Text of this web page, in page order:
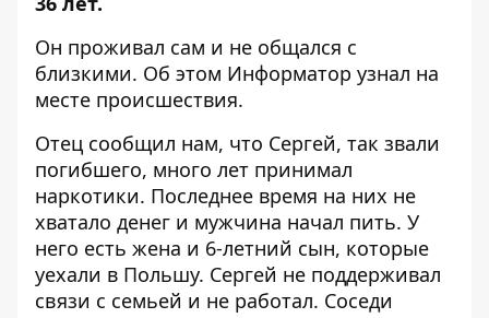
Он проживал сам и не общался с
близкими. Об этом Информатор узнал на
месте происшествия.
Отец сообщил нам, что Сергей, так звали
погибшего, много лет принимал
наркотики. Последнее время на них не
хватало денег и мужчина начал пить. У
него есть жена и 6-летний сын, которые
уехали в Польшу. Сергей не поддерживал
связи с семьей и не работал. Соседи